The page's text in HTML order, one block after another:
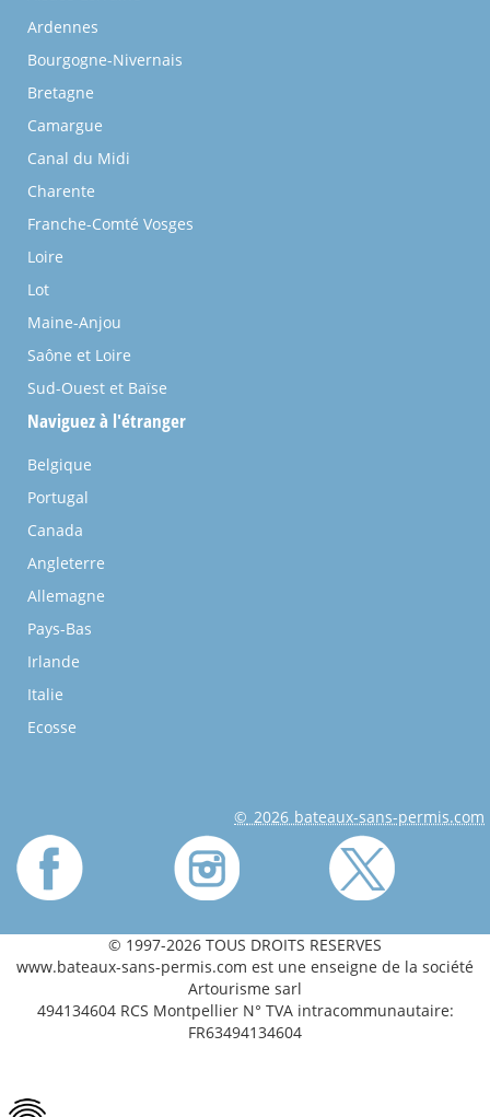
Ardennes
Bourgogne-Nivernais
Bretagne
Camargue
Canal du Midi
Charente
Franche-Comté Vosges
Loire
Lot
Maine-Anjou
Saône et Loire
Sud-Ouest et Baïse
Naviguez à l'étranger
Belgique
Portugal
Canada
Angleterre
Allemagne
Pays-Bas
Irlande
Italie
Ecosse
© 2026 bateaux-sans-permis.com
© 1997-2026 TOUS DROITS RESERVES
www.bateaux-sans-permis.com est une enseigne de la société
Artourisme sarl
494134604 RCS Montpellier N° TVA intracommunautaire:
FR63494134604